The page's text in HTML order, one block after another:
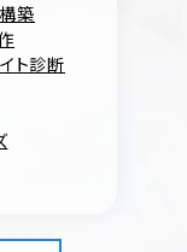
築
ト診断